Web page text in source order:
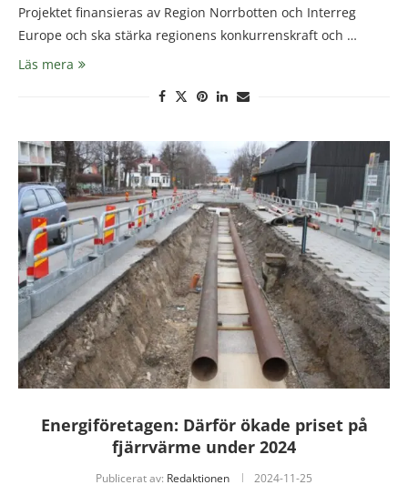
Projektet finansieras av Region Norrbotten och Interreg
Europe och ska stärka regionens konkurrenskraft och …
Läs mera
Energiföretagen: Därför ökade priset på
fjärrvärme under 2024
Publicerat av: Redaktionen 2024-11-25